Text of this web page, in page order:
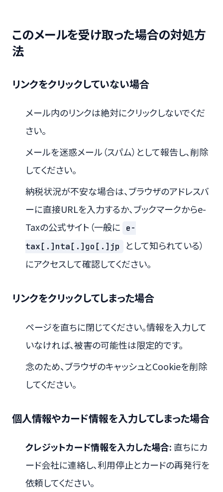
このメールを受け取った場合の対処方
法
リンクをクリックしていない場合
メール内のリンクは絶対にクリックしないでくだ
さい。
メールを迷惑メール（スパム）として報告し、削除
してください。
納税状況が不安な場合は、ブラウザのアドレスバ
ーに直接URLを入力するか、ブックマークからe-
Taxの公式サイト（一般に e-
tax[.]nta[.]go[.]jp
として知られている）
にアクセスして確認してください。
リンクをクリックしてしまった場合
ページを直ちに閉じてください。情報を入力して
いなければ、被害の可能性は限定的です。
念のため、ブラウザのキャッシュとCookieを削除
してください。
個人情報やカード情報を入力してしまった場合
クレジットカード情報を入力した場合: 直ちにカ
ード会社に連絡し、利用停止とカードの再発行を
依頼してください。